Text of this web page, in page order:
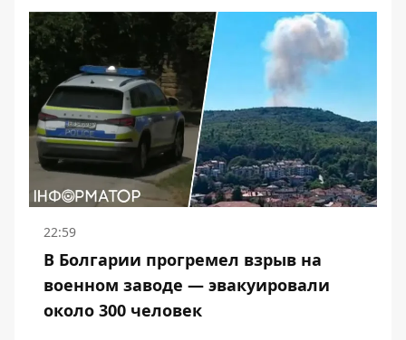
22:59
В Болгарии прогремел взрыв на
военном заводе — эвакуировали
около 300 человек